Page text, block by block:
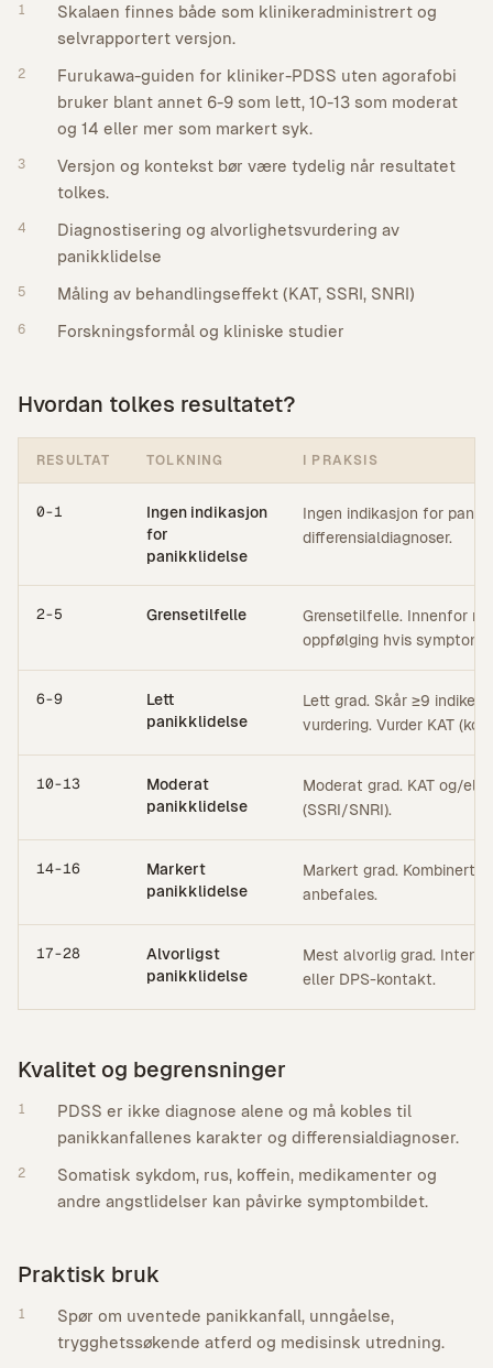
1
Skalaen finnes både som klinikeradministrert og
selvrapportert versjon.
2
Furukawa-guiden for kliniker-PDSS uten agorafobi
bruker blant annet 6-9 som lett, 10-13 som moderat
og 14 eller mer som markert syk.
3
Versjon og kontekst bør være tydelig når resultatet
tolkes.
4
Diagnostisering og alvorlighetsvurdering av
panikklidelse
5 Måling av behandlingseffekt (KAT, SSRI, SNRI)
6 Forskningsformål og kliniske studier
Hvordan tolkes resultatet?
RESULTAT TOLKNING I PRAKSIS
0-1
Ingen indikasjon
for
panikklidelse
Ingen indikasjon for
differensialdiagnoser.
2-5 Grensetilfelle
Grensetilfelle. Innenfor
oppfølging hvis
6-9
Lett
panikklidelse
Lett grad. Skår ≥9
vurdering. Vurder KAT
10-13
Moderat
panikklidelse
Moderat grad. KAT og/
(SSRI/SNRI).
14-16
Markert
panikklidelse
Markert grad. Kombinert
anbefales.
17-28
Alvorligst
panikklidelse
Mest alvorlig grad.
eller DPS-kontakt.
Kvalitet og begrensninger
1
PDSS er ikke diagnose alene og må kobles til
panikkanfallenes karakter og differensialdiagnoser.
2
Somatisk sykdom, rus, koffein, medikamenter og
andre angstlidelser kan påvirke symptombildet.
Praktisk bruk
1
Spør om uventede panikkanfall, unngåelse,
trygghetssøkende atferd og medisinsk utredning.